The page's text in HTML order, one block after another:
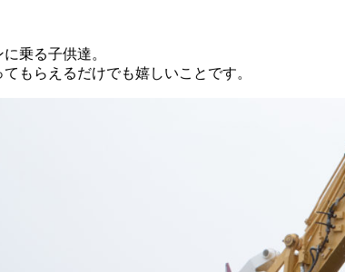
乗る子供達。
もらえるだけでも嬉しいことです。